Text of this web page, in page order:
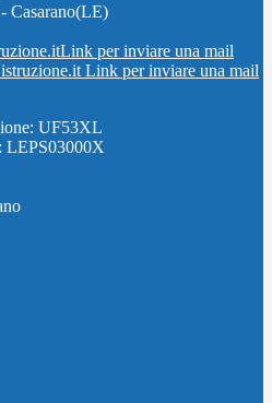
Casarano(LE)
Link per inviare una mail
Link per inviare una mail
UF53XL
LEPS03000X